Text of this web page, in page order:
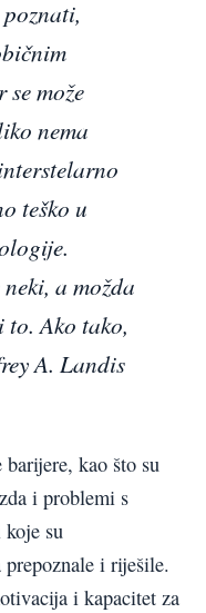
može
nema
teško u
a možda
Ako tako,
A. Landis
kao što su
i problemi s
su
i riješile.
i kapacitet za